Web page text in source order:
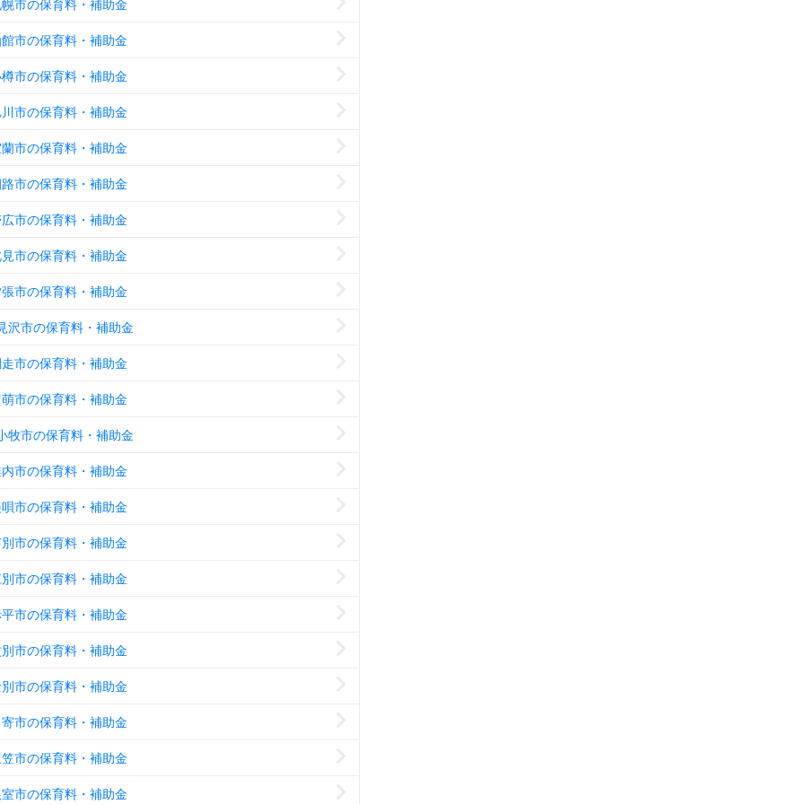
市の保育料・補助金
市の保育料・補助金
市の保育料・補助金
市の保育料・補助金
市の保育料・補助金
市の保育料・補助金
市の保育料・補助金
市の保育料・補助金
市の保育料・補助金
沢市の保育料・補助金
市の保育料・補助金
市の保育料・補助金
牧市の保育料・補助金
市の保育料・補助金
市の保育料・補助金
市の保育料・補助金
市の保育料・補助金
市の保育料・補助金
市の保育料・補助金
市の保育料・補助金
市の保育料・補助金
市の保育料・補助金
市の保育料・補助金